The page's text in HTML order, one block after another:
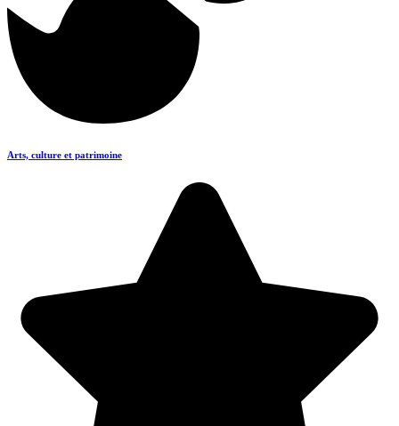
Arts, culture et patrimoine